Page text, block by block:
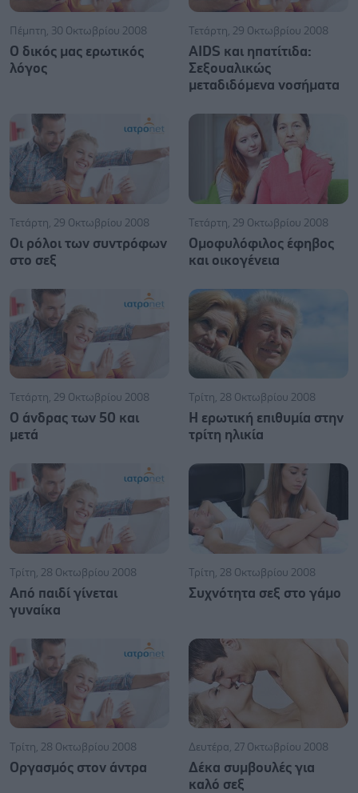
Πέμπτη, 30 Οκτωβρίου 2008
Ο δικός μας ερωτικός
λόγος
Τετάρτη, 29 Οκτωβρίου 2008
AIDS και ηπατίτιδα:
Σεξουαλικώς
μεταδιδόμενα νοσήματα
Τετάρτη, 29 Οκτωβρίου 2008
Οι ρόλοι των συντρόφων
στο σεξ
Τετάρτη, 29 Οκτωβρίου 2008
Ομοφυλόφιλος έφηβος
και οικογένεια
Τετάρτη, 29 Οκτωβρίου 2008
Ο άνδρας των 50 και
μετά
Τρίτη, 28 Οκτωβρίου 2008
Η ερωτική επιθυμία στην
τρίτη ηλικία
Τρίτη, 28 Οκτωβρίου 2008
Από παιδί γίνεται
γυναίκα
Τρίτη, 28 Οκτωβρίου 2008
Συχνότητα σεξ στο γάμο
Τρίτη, 28 Οκτωβρίου 2008
Οργασμός στον άντρα
Δευτέρα, 27 Οκτωβρίου 2008
Δέκα συμβουλές για
καλό σεξ